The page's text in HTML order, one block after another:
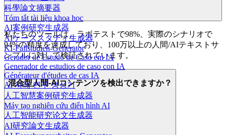
科學論文摘要器
Tóm tắt tài liệu khoa học
AI案例研究生成器
AIケーススタディ生成器
KI-Fallstudien-Generator
Gerador de Estudo de Caso em IA
Generador de estudios de caso con IA
Générateur d'études de cas IA
AI 사례 연구 생성기
人工智慧案例研究生成器
Máy tạo nghiên cứu điển hình AI
人工智能研究论文生成器
AI研究論文生成器
私たちのツールは、ラボテストで98%、実際のシナリオで
94%の精度を達成しており、100万以上の人間/AIテキストサ
ンプルに対して検証されています。
混合型人間-AIコンテンツを検出できますか？